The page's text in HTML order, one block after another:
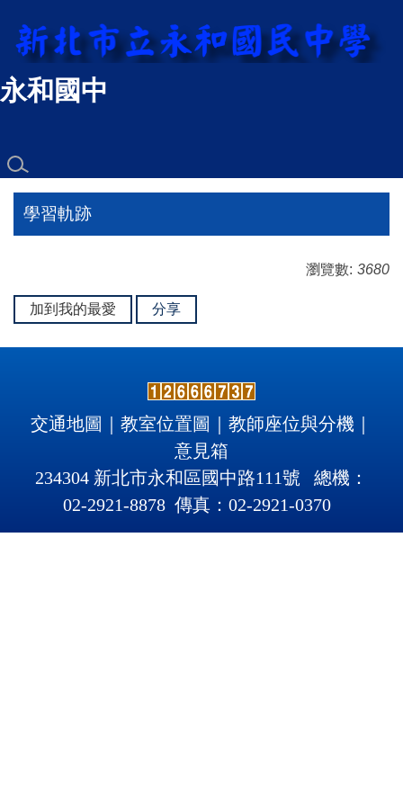
到
主
要
內
永和國中
學習軌跡
瀏覽數: 3680
加到我的最愛 分享
交通地圖 教室位置圖 教師座位與分機
意見箱
234304 新北市永和區國中路111號 總機：
02-2921-8878 傳真：02-2921-0370